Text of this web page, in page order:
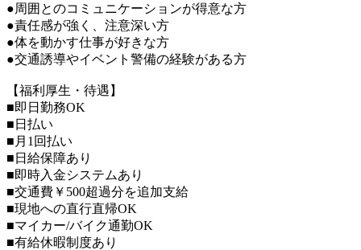
●周囲とのコミュニケーションが得意な方
●責任感が強く、注意深い方
●体を動かす仕事が好きな方
●交通誘導やイベント警備の経験がある方
【福利厚生・待遇】
■即日勤務OK
■日払い
■月1回払い
■日給保障あり
■即時入金システムあり
■交通費￥500超過分を追加支給
■現地への直行直帰OK
■マイカー/バイク通勤OK
■有給休暇制度あり